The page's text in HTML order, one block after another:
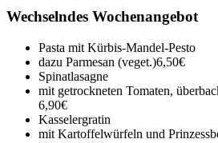
Wechselndes Wochenangebot
Pasta mit Kürbis-Mandel-Pesto
dazu Parmesan (veget.)6,50€
Spinatlasagne
mit getrockneten Tomaten,
6,90€
Kasselergratin
mit Kartoffelwürfeln und